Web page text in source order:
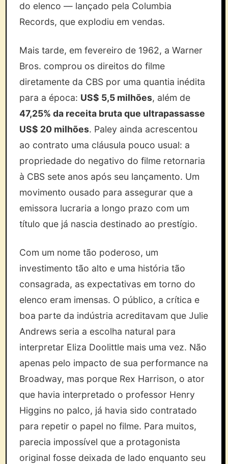
do elenco — lançado pela Columbia
Records, que explodiu em vendas.
Mais tarde, em fevereiro de 1962, a Warner
Bros. comprou os direitos do filme
diretamente da CBS por uma quantia inédita
para a época: US$ 5,5 milhões, além de
47,25% da receita bruta que ultrapassasse
US$ 20 milhões. Paley ainda acrescentou
ao contrato uma cláusula pouco usual: a
propriedade do negativo do filme retornaria
à CBS sete anos após seu lançamento. Um
movimento ousado para assegurar que a
emissora lucraria a longo prazo com um
título que já nascia destinado ao prestígio.
Com um nome tão poderoso, um
investimento tão alto e uma história tão
consagrada, as expectativas em torno do
elenco eram imensas. O público, a crítica e
boa parte da indústria acreditavam que Julie
Andrews seria a escolha natural para
interpretar Eliza Doolittle mais uma vez. Não
apenas pelo impacto de sua performance na
Broadway, mas porque Rex Harrison, o ator
que havia interpretado o professor Henry
Higgins no palco, já havia sido contratado
para repetir o papel no filme. Para muitos,
parecia impossível que a protagonista
original fosse deixada de lado enquanto seu